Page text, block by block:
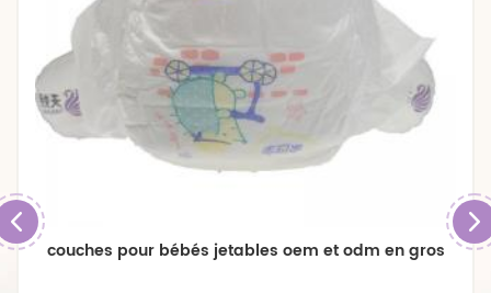
couches pour bébés jetables oem et odm en gros